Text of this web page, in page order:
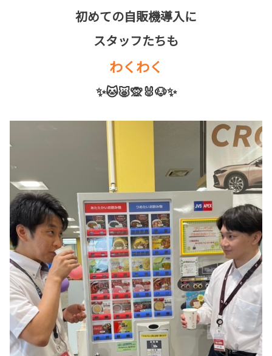
初めての自販機導入に
スタッフたちも
わくわく
✨🐱🐷🙊🐰🐶✨